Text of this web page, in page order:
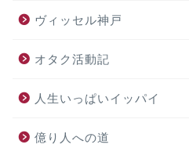
ヴィッセル神戸
オタク活動記
人生いっぱいイッパイ
億り人への道